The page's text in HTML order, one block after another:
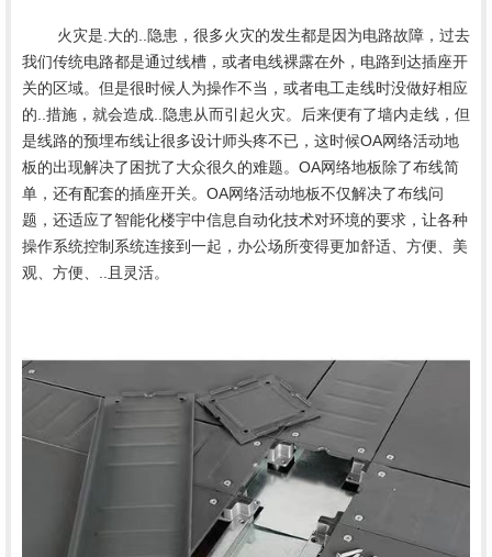
我们传统电路都是通过线槽，或者电线裸露在外，电路到达插座开
关的区域。但是很时候人为操作不当，或者电工走线时没做好相应
的..措施，就会造成..隐患从而引起火灾。后来便有了墙内走线，但
是线路的预埋布线让很多设计师头疼不已，这时候OA网络活动地
板的出现解决了困扰了大众很久的难题。OA网络地板除了布线简
单，还有配套的插座开关。OA网络活动地板不仅解决了布线问
题，还适应了智能化楼宇中信息自动化技术对环境的要求，让各种
操作系统控制系统连接到一起，办公场所变得更加舒适、方便、美
观、方便、..且灵活。